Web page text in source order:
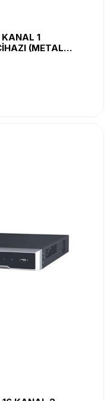
1
(METAL